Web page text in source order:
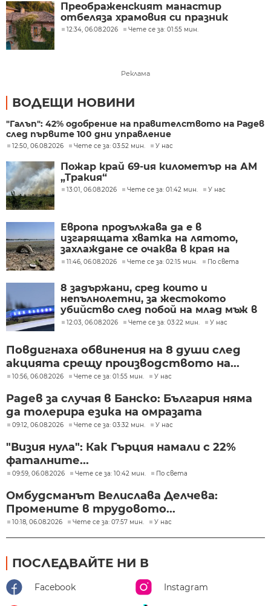
Преображенският манастир
отбеляза храмовия си празник
12:34, 06.08.2026 Чете се за: 01:55 мин.
Реклама
ВОДЕЩИ НОВИНИ
"Галъп": 42% одобрение на правителството на Радев
след първите 100 дни управление
12:50, 06.08.2026 Чете се за: 03:52 мин. У нас
Пожар край 69-ия километър на АМ
„Тракия“
13:01, 06.08.2026 Чете се за: 01:42 мин. У нас
Европа продължава да е в
изгарящата хватка на лятото,
захлаждане се очаква в края на
седмицата
11:46, 06.08.2026 Чете се за: 02:15 мин. По света
8 задържани, сред които и
непълнолетни, за жестокото
убийство след побой на млад мъж в
Пловдив
12:03, 06.08.2026 Чете се за: 03:22 мин. У нас
Повдигнаха обвинения на 8 души след
акцията срещу производството на...
10:56, 06.08.2026 Чете се за: 01:55 мин. У нас
Радев за случая в Банско: България няма
да толерира езика на омразата
09:12, 06.08.2026 Чете се за: 03:32 мин. У нас
"Визия нула": Как Гърция намали с 22%
фаталните...
09:59, 06.08.2026 Чете се за: 10:42 мин. По света
Омбудсманът Велислава Делчева:
Промените в трудовото...
10:18, 06.08.2026 Чете се за: 07:57 мин. У нас
ПОСЛЕДВАЙТЕ НИ В
Facebook Instagram